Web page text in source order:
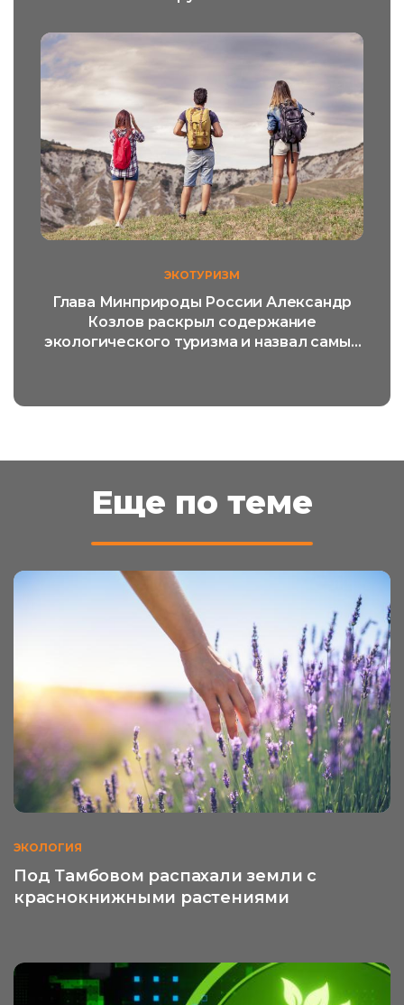
ЭКОТУРИЗМ
Глава Минприроды России Александр
Козлов раскрыл содержание
экологического туризма и назвал самый
Еще по теме
ЭКОЛОГИЯ
Под Тамбовом распахали земли с
краснокнижными растениями